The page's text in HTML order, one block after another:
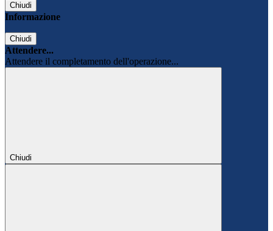
Chiudi
Informazione
Chiudi
Attendere...
Attendere il completamento dell'operazione...
Chiudi